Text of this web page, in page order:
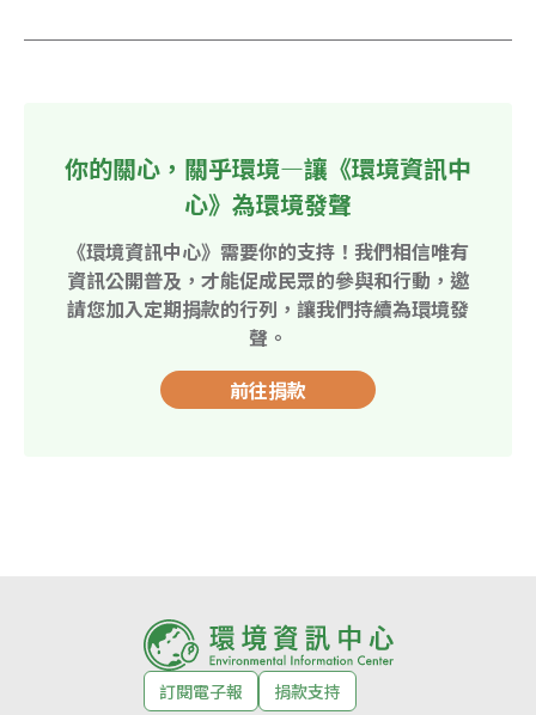
你的關心，關乎環境—讓《環境資訊中
心》為環境發聲
《環境資訊中心》需要你的支持！我們相信唯有
資訊公開普及，才能促成民眾的參與和行動，邀
請您加入定期捐款的行列，讓我們持續為環境發
聲。
前往捐款
訂閱電子報
捐款支持